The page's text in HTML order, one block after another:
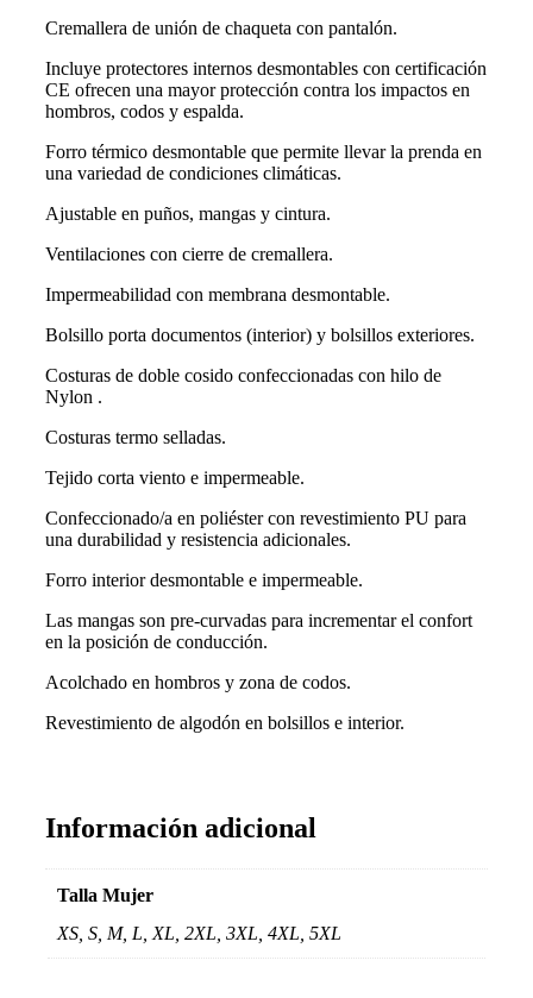
Cremallera de unión de chaqueta con pantalón.
Incluye protectores internos desmontables con certificación
CE ofrecen una mayor protección contra los impactos en
hombros, codos y espalda.
Forro térmico desmontable que permite llevar la prenda en
una variedad de condiciones climáticas.
Ajustable en puños, mangas y cintura.
Ventilaciones con cierre de cremallera.
Impermeabilidad con membrana desmontable.
Bolsillo porta documentos (interior) y bolsillos exteriores.
Costuras de doble cosido confeccionadas con hilo de
Nylon .
Costuras termo selladas.
Tejido corta viento e impermeable.
Confeccionado/a en poliéster con revestimiento PU para
una durabilidad y resistencia adicionales.
Forro interior desmontable e impermeable.
Las mangas son pre-curvadas para incrementar el confort
en la posición de conducción.
Acolchado en hombros y zona de codos.
Revestimiento de algodón en bolsillos e interior.
Información adicional
Talla Mujer
XS, S, M, L, XL, 2XL, 3XL, 4XL, 5XL